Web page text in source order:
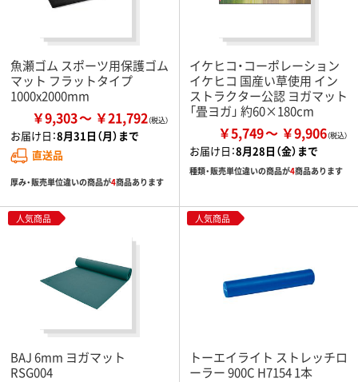
魚瀬ゴム スポーツ用保護ゴム
マット フラットタイプ
1000x2000mm
￥9,303 ￥21,792
お届け日：8月31日（月）まで
直送品
厚み・販売単位違いの商品が4商品あります
イケヒコ・コーポレーション
イケヒコ 国産い草使用 イン
ストラクター公認 ヨガマット
「畳ヨガ」 約60×180cm
￥5,749 ￥9,906
お届け日：8月28日（金）まで
種類・販売単位違いの商品が4商品あります
人気商品
BAJ 6mm ヨガマット
RSG004
人気商品
トーエイライト ストレッチロ
ーラー 900C H7154 1本